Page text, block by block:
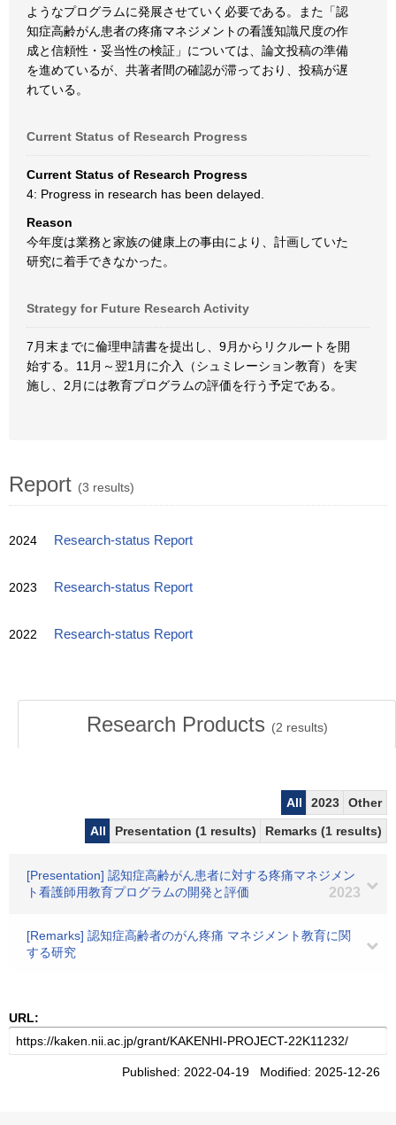
ようなプログラムに発展させていく必要である。また「認
知症高齢がん患者の疼痛マネジメントの看護知識尺度の作
成と信頼性・妥当性の検証」については、論文投稿の準備
を進めているが、共著者間の確認が滞っており、投稿が遅
れている。
Current Status of Research Progress
Current Status of Research Progress
4: Progress in research has been delayed.
Reason
今年度は業務と家族の健康上の事由により、計画していた
研究に着手できなかった。
Strategy for Future Research Activity
7月末までに倫理申請書を提出し、9月からリクルートを開
始する。11月～翌1月に介入（シュミレーション教育）を実
施し、2月には教育プログラムの評価を行う予定である。
Report (3 results)
2024 Research-status Report
2023 Research-status Report
2022 Research-status Report
Research Products (2 results)
All 2023
Other
All
Presentation (1 results) Remarks (1 results)
[Presentation] 認知症高齢がん患者に対する疼痛マネジメン
ト看護師用教育プログラムの開発と評価
2023
[Remarks] 認知症高齢者のがん疼痛 マネジメント教育に関
する研究
URL:
Published: 2022-04-19 Modified: 2025-12-26